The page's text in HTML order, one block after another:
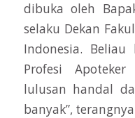
dibuka oleh
selaku Dekan
Indonesia. Beliau
Profesi
lulusan handal
banyak”,